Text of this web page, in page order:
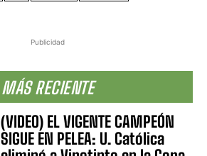
Publicidad
MÁS RECIENTE
(VIDEO) EL VIGENTE CAMPEÓN
SIGUE EN PELEA: U. Católica